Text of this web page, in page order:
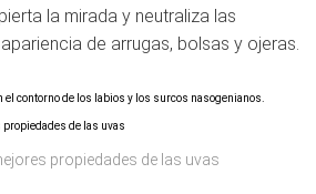
la mirada y neutraliza las
de arrugas, bolsas y ojeras.
el contorno de los labios y los surcos nasogenianos.
propiedades de las uvas